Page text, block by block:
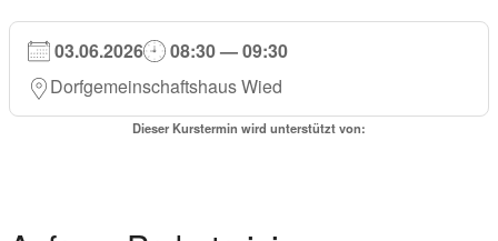
03.06.2026
08:30 — 09:30
Dorf­ge­mein­schafts­haus Wied
Die­ser Kurs­ter­min wird unter­stützt von: